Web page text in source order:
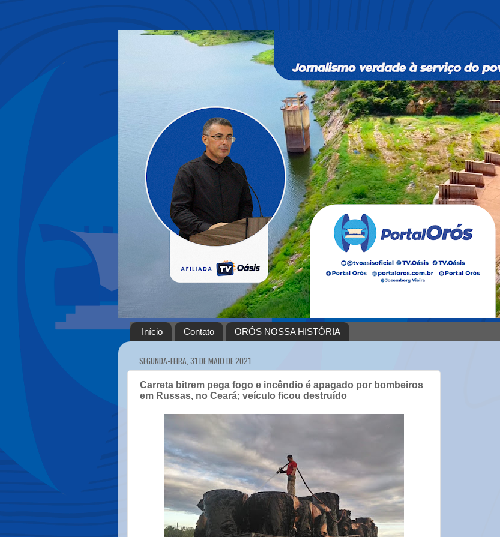
Início Contato ORÓS NOSSA HISTÓRIA
SEGUNDA-FEIRA, 31 DE MAIO DE 2021
Carreta bitrem pega fogo e incêndio é apagado por bombeiros
em Russas, no Ceará; veículo ficou destruído